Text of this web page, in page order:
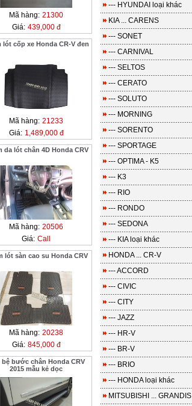
Mã hàng: 21300
Giá: 439,000 đ
lót cốp xe Honda CR-V đen
Mã hàng: 21233
Giá: 1,489,000 đ
da lót chân 4D Honda CRV
Mã hàng: 20506
Giá: Call
lót sàn cao su Honda CRV
Mã hàng: 20238
Giá: 845,000 đ
bệ bước chân Honda CRV
2015 mẫu kẻ dọc
--- HYUNDAI loại khác
KIA ... CARENS
--- SONET
--- CARNIVAL
--- SELTOS
--- CERATO
--- SOLUTO
--- MORNING
--- SORENTO
--- SPORTAGE
--- OPTIMA - K5
--- K3
--- RIO
--- RONDO
--- SEDONA
--- KIA loại khác
HONDA ... CR-V
--- ACCORD
--- CIVIC
--- CITY
--- JAZZ
--- HR-V
--- BR-V
--- BRIO
--- HONDA loại khác
MITSUBISHI ... GRANDIS